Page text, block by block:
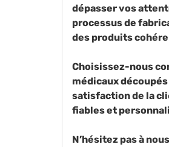
dépasser vos
processus de
des produits
Choisissez-nous
médicaux
satisfaction de la
fiables et
N’hésitez pas à